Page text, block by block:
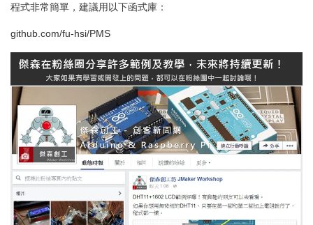
程式非常簡單，建議用以下函式庫：
github.com/fu-hsi/PMS